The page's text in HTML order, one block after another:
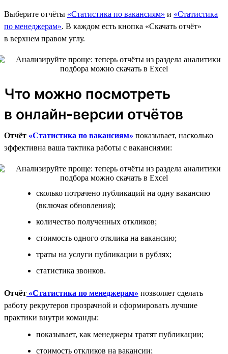
Выберите отчёты «Статистика по вакансиям» и «Статистика
по менеджерам». В каждом есть кнопка «Скачать отчёт»
в верхнем правом углу.
Что можно посмотреть
в онлайн-версии отчётов
Отчёт «Статистика по вакансиям» показывает, насколько
эффективна ваша тактика работы с вакансиями:
сколько потрачено публикаций на одну вакансию
(включая обновления);
количество полученных откликов;
стоимость одного отклика на вакансию;
траты на услуги публикации в рублях;
статистика звонков.
Отчёт «Статистика по менеджерам» позволяет сделать
работу рекрутеров прозрачной и сформировать лучшие
практики внутри команды:
показывает, как менеджеры тратят публикации;
стоимость откликов на вакансии;